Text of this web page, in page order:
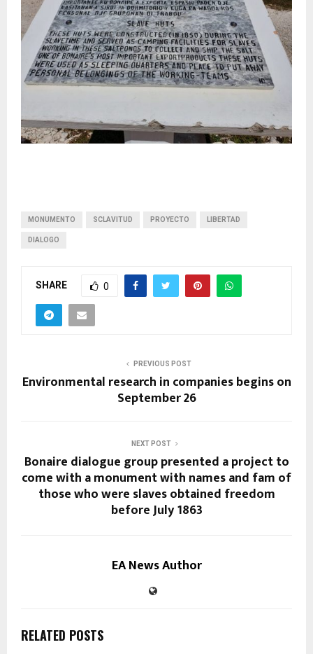
MONUMENTO SCLAVITUD PROYECTO LIBERTAD
DIALOGO
SHARE 0
PREVIOUS POST
Environmental research in companies begins on
September 26
NEXT POST
Bonaire dialogue group presented a project to
come with a monument with names and fam of
those who were slaves obtained freedom
before July 1863
EA News Author
RELATED POSTS